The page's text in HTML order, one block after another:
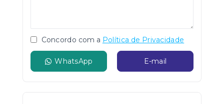
Concordo com a Política de Privacidade
WhatsApp E-mail